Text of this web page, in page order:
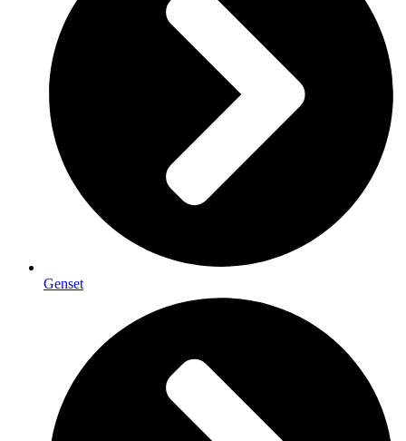
Genset